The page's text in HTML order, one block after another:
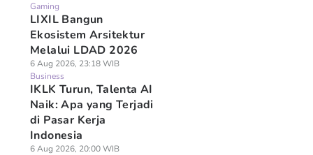
Gaming
LIXIL Bangun
Ekosistem Arsitektur
Melalui LDAD 2026
6 Aug 2026, 23:18 WIB
Business
IKLK Turun, Talenta AI
Naik: Apa yang Terjadi
di Pasar Kerja
Indonesia
6 Aug 2026, 20:00 WIB